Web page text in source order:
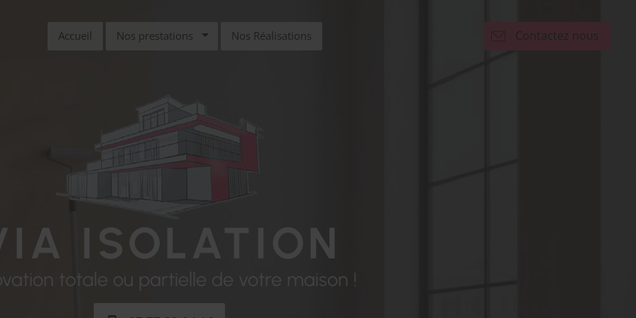
ISOLATION
totale ou partielle de votre maison !
Accueil Nos prestations Nos Réalisations Contactez nous